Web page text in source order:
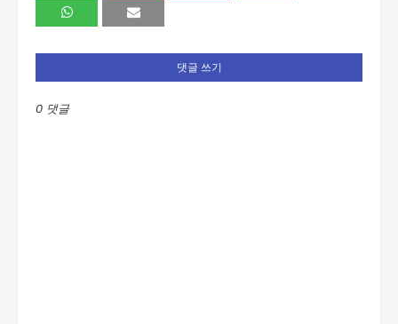
댓글 쓰기
0 댓글